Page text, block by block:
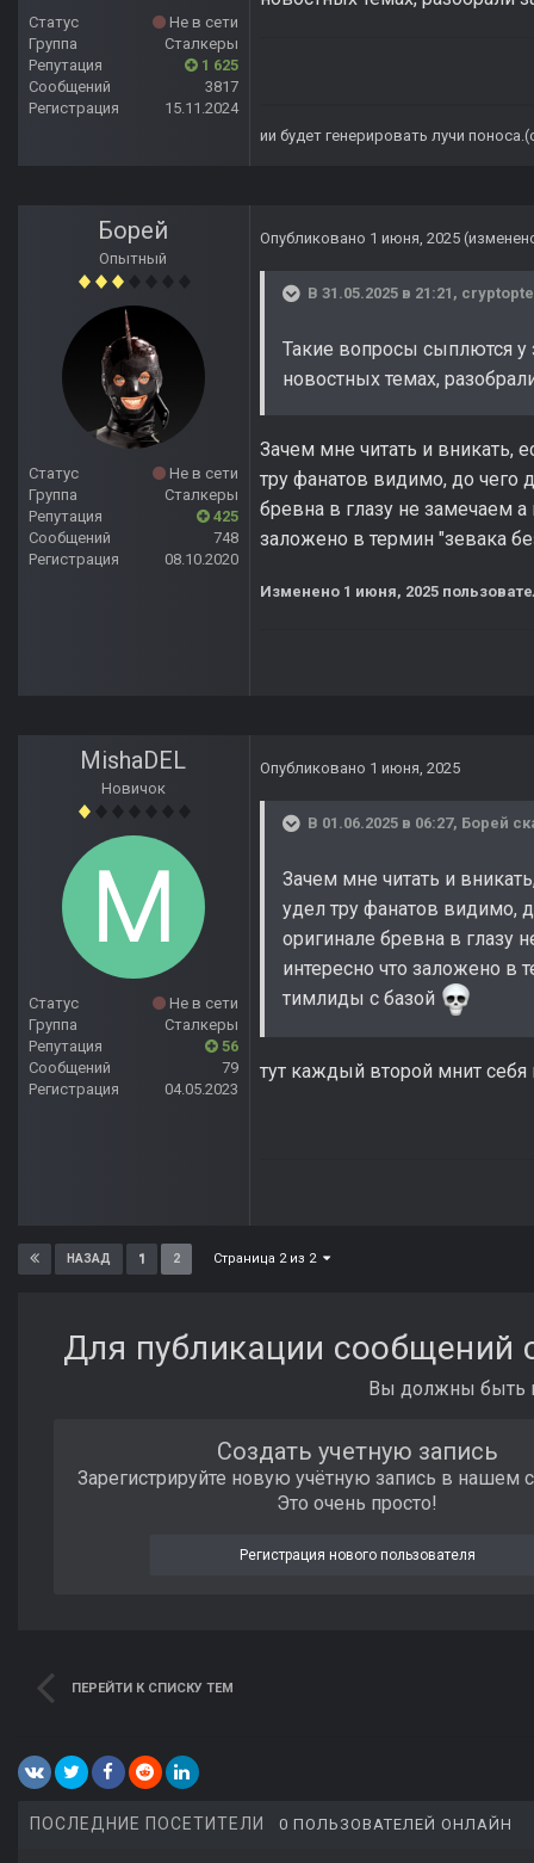
Статус
Не в сети
Группа
Сталкеры
Репутация
1 625
Сообщений
3817
Регистрация
15.11.2024
ии будет генерировать лучи
Борей
Опытный
Статус
Не в сети
Группа
Сталкеры
Репутация
425
Сообщений
748
Регистрация
08.10.2020
Опубликовано 1 июня, 2025
В 31.05.2025 в 21:21,
Такие вопросы сыплются у
новостных темах,
Зачем мне читать и вникать,
тру фанатов видимо, до чего
бревна в глазу не замечаем
заложено в термин "зевака
Изменено 1 июня, 2025
MishaDEL
Новичок
Статус
Не в сети
Группа
Сталкеры
Репутация
56
Сообщений
79
Регистрация
04.05.2023
Опубликовано 1 июня, 2025
В 01.06.2025 в 06:27, Борей
Зачем мне читать и
удел тру фанатов видимо,
оригинале бревна в глазу
интересно что заложено в
тимлиды с базой
тут каждый второй мнит
НАЗАД 1 2 Страница 2 из 2
Для публикации сообщений
Вы должны быть
Создать учетную запись
Зарегистрируйте новую учётную запись в нашем
Это очень просто!
Регистрация нового пользователя
ПЕРЕЙТИ К СПИСКУ ТЕМ
ПОСЛЕДНИЕ ПОСЕТИТЕЛИ 0 ПОЛЬЗОВАТЕЛЕЙ ОНЛАЙН